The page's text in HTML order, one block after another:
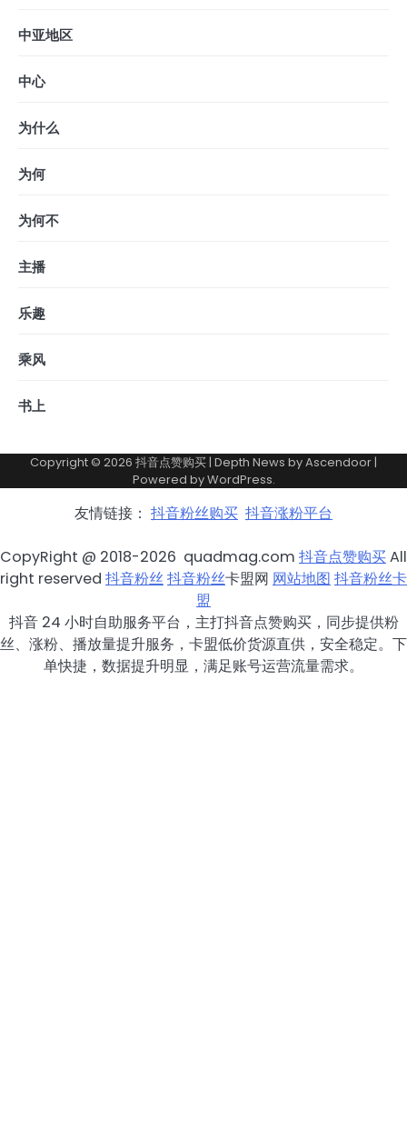
中亚地区
中心
为什么
为何
为何不
主播
乐趣
乘风
书上
Copyright © 2026 抖音点赞购买 | Depth News byAscendoor |
Powered byWordPress.
友情链接： 抖音粉丝购买 抖音涨粉平台
CopyRight @ 2018-2026 quadmag.com 抖音点赞购买All
right reserved 抖音粉丝抖音粉丝卡盟网 网站地图 抖音粉丝卡
盟
抖音 24 小时自助服务平台，主打抖音点赞购买，同步提供粉
丝、涨粉、播放量提升服务，卡盟低价货源直供，安全稳定。下
单快捷，数据提升明显，满足账号运营流量需求。